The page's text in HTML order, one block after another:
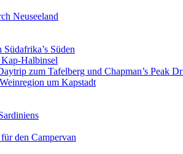
Neuseeland
Süden
Halbinsel
zum Tafelberg und Chapman’s Peak
um Kapstadt
den Campervan